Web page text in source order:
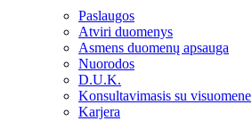
Paslaugos
Atviri duomenys
Asmens duomenų apsauga
Nuorodos
D.U.K.
Konsultavimasis su visuomene
Karjera